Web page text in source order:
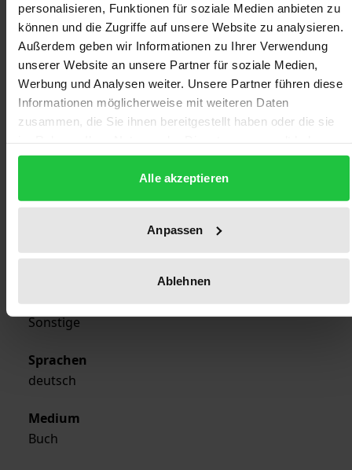
personalisieren, Funktionen für soziale Medien anbieten zu
können und die Zugriffe auf unsere Website zu analysieren.
Außerdem geben wir Informationen zu Ihrer Verwendung
unserer Website an unsere Partner für soziale Medien,
Werbung und Analysen weiter. Unsere Partner führen diese
Informationen möglicherweise mit weiteren Daten
zusammen, die Sie ihnen bereitgestellt haben oder die sie
Alle akzeptieren
Anpassen
Ablehnen
Auflage
1
ISBN
978-3-7890-9769-0
Erscheinungsdatum
1989
Ausgabeart
Sonstige
Sprachen
deutsch
Medium
Buch